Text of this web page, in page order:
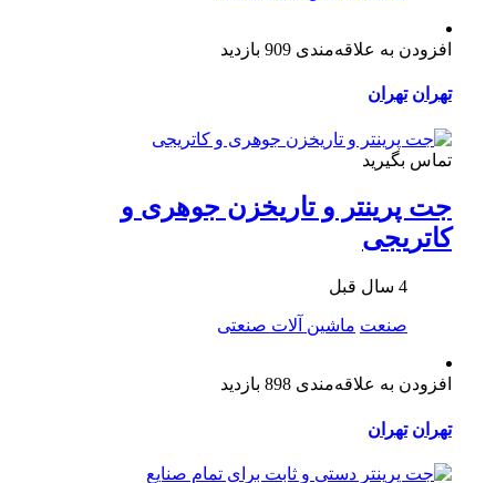
افزودن به علاقه‌مندی 909 بازدید
تهران تهران
تماس بگیرید
جت پرینتر و تاریخزن جوهری و
کاتریجی
4 سال قبل
صنعت ماشین آلات صنعتی
افزودن به علاقه‌مندی 898 بازدید
تهران تهران